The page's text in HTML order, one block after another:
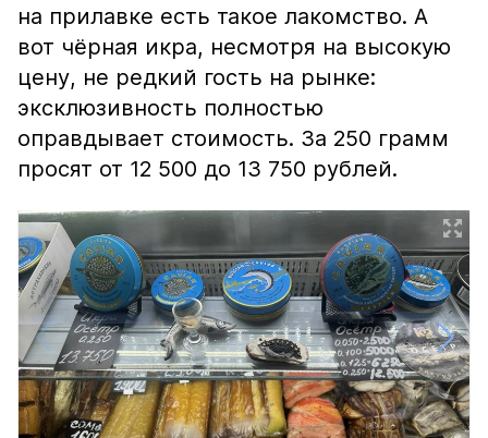
на прилавке есть такое лакомство. А
вот чёрная икра, несмотря на высокую
цену, не редкий гость на рынке:
эксклюзивность полностью
оправдывает стоимость. За 250 грамм
просят от 12 500 до 13 750 рублей.